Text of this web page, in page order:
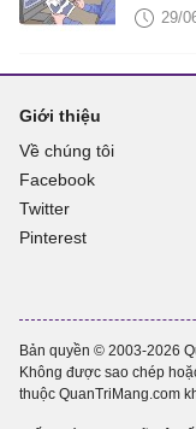
29/
Giới thiệu
Về chúng tôi
Facebook
Twitter
Pinterest
Bản quyền © 2003-2026
Không được sao chép
thuộc QuanTriMang.com